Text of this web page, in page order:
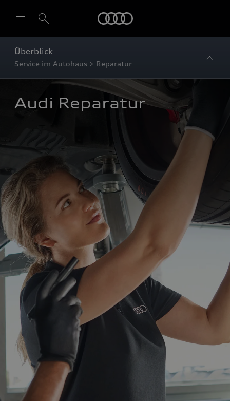
Überblick
Service im Autohaus > Reparatur
Audi Reparatur